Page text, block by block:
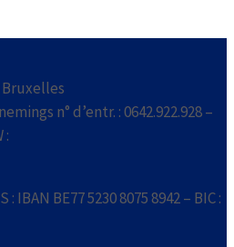
Bruxelles
n° d’entr. : 0642.922.928 –
:
: IBAN BE77 5230 8075 8942 – BIC :